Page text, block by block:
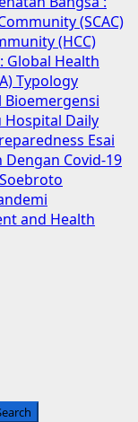
(SCAC)
(HCC)
Global Health
Typology
Hospital Daily
Esai
Dengan Covid-19
and Health